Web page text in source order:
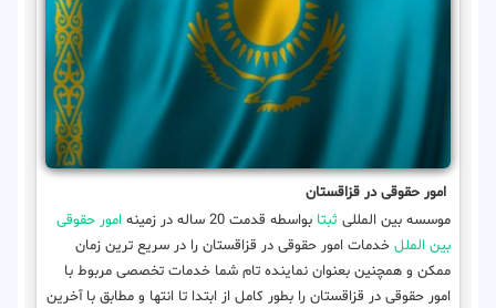
امور حقوقی در قزاقستان
موسسه بین المللی ثبتا بواسطه قدمت 20 ساله در زمینه
امور حقوقی
بین الملل خدمات امور حقوقی در قزاقستان را در سریع ترین زمان
ممکن و همچنین بعنوان نماینده تام شما خدمات تخصصی مربوط با
امور حقوقی در قزاقستان را بطور کامل از ابتدا تا انتها و مطابق با آخرین